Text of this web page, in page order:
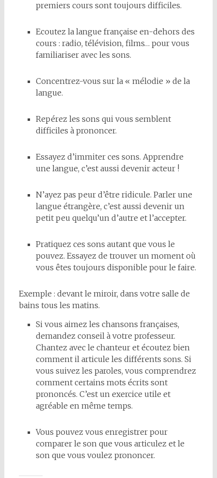
premiers cours sont toujours difficiles.
Ecoutez la langue française en-dehors des
cours : radio, télévision, films… pour vous
familiariser avec les sons.
Concentrez-vous sur la « mélodie » de la
langue.
Repérez les sons qui vous semblent
difficiles à prononcer.
Essayez d’immiter ces sons. Apprendre
une langue, c’est aussi devenir acteur !
N’ayez pas peur d’être ridicule. Parler une
langue étrangère, c’est aussi devenir un
petit peu quelqu’un d’autre et l’accepter.
Pratiquez ces sons autant que vous le
pouvez. Essayez de trouver un moment où
vous êtes toujours disponible pour le faire.
Exemple : devant le miroir, dans votre salle de
bains tous les matins.
Si vous aimez les chansons françaises,
demandez conseil à votre professeur.
Chantez avec le chanteur et écoutez bien
comment il articule les différents sons. Si
vous suivez les paroles, vous comprendrez
comment certains mots écrits sont
prononcés. C’est un exercice utile et
agréable en même temps.
Vous pouvez vous enregistrer pour
comparer le son que vous articulez et le
son que vous voulez prononcer.